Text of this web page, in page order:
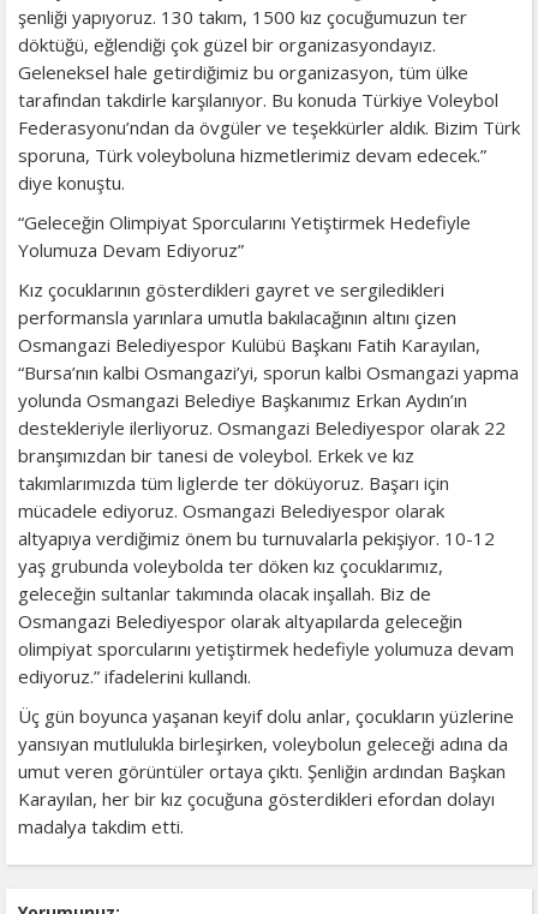
şenliği yapıyoruz. 130 takım, 1500 kız çocuğumuzun ter
döktüğü, eğlendiği çok güzel bir organizasyondayız.
Geleneksel hale getirdiğimiz bu organizasyon, tüm ülke
tarafından takdirle karşılanıyor. Bu konuda Türkiye Voleybol
Federasyonu’ndan da övgüler ve teşekkürler aldık. Bizim Türk
sporuna, Türk voleyboluna hizmetlerimiz devam edecek.”
diye konuştu.
“Geleceğin Olimpiyat Sporcularını Yetiştirmek Hedefiyle
Yolumuza Devam Ediyoruz”
Kız çocuklarının gösterdikleri gayret ve sergiledikleri
performansla yarınlara umutla bakılacağının altını çizen
Osmangazi Belediyespor Kulübü Başkanı Fatih Karayılan,
“Bursa’nın kalbi Osmangazi’yi, sporun kalbi Osmangazi yapma
yolunda Osmangazi Belediye Başkanımız Erkan Aydın’ın
destekleriyle ilerliyoruz. Osmangazi Belediyespor olarak 22
branşımızdan bir tanesi de voleybol. Erkek ve kız
takımlarımızda tüm liglerde ter döküyoruz. Başarı için
mücadele ediyoruz. Osmangazi Belediyespor olarak
altyapıya verdiğimiz önem bu turnuvalarla pekişiyor. 10-12
yaş grubunda voleybolda ter döken kız çocuklarımız,
geleceğin sultanlar takımında olacak inşallah. Biz de
Osmangazi Belediyespor olarak altyapılarda geleceğin
olimpiyat sporcularını yetiştirmek hedefiyle yolumuza devam
ediyoruz.” ifadelerini kullandı.
Üç gün boyunca yaşanan keyif dolu anlar, çocukların yüzlerine
yansıyan mutlulukla birleşirken, voleybolun geleceği adına da
umut veren görüntüler ortaya çıktı. Şenliğin ardından Başkan
Karayılan, her bir kız çocuğuna gösterdikleri efordan dolayı
madalya takdim etti.